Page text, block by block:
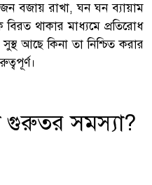
বজায় রাখা, ঘন ঘন ব্যায়াম
থাকার মাধ্যমে প্রতিরোধ
আছে কিনা তা নিশ্চিত করার
গুরুতর সমস্যা?